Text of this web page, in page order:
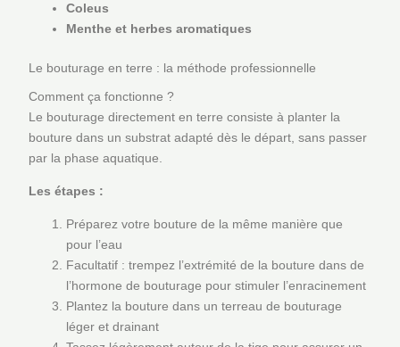
Coleus
Menthe et herbes aromatiques
Le bouturage en terre : la méthode professionnelle
Comment ça fonctionne ?
Le bouturage directement en terre consiste à planter la
bouture dans un substrat adapté dès le départ, sans passer
par la phase aquatique.
Les étapes :
Préparez votre bouture de la même manière que
pour l’eau
Facultatif : trempez l’extrémité de la bouture dans de
l’hormone de bouturage pour stimuler l’enracinement
Plantez la bouture dans un terreau de bouturage
léger et drainant